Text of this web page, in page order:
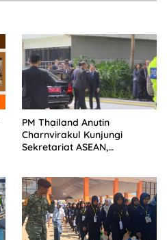
PM Thailand Anutin
Charnvirakul Kunjungi
Sekretariat ASEAN,